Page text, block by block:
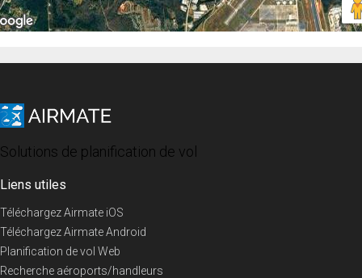
Solutions de planification de vol
Liens utiles
Téléchargez Airmate iOS
Téléchargez Airmate Android
Planification de vol Web
Recherche aéroports/handleurs